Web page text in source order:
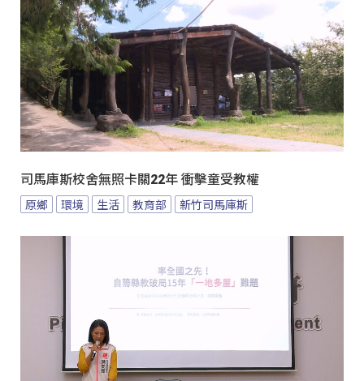
司馬庫斯校舍無照卡關22年 衝擊童受教權
原鄉 環境 生活 教育部 新竹司馬庫斯